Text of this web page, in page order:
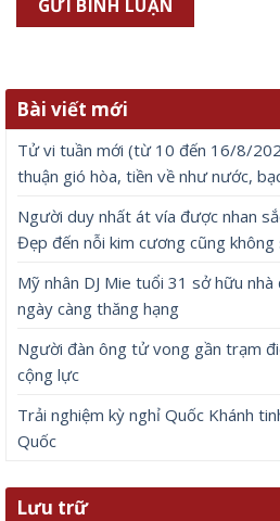
Bài viết mới
Tử vi tuần mới (từ 10 đến 16/8/
thuận gió hòa, tiền về như nước,
Người duy nhất át vía được nhan
Đẹp đến nỗi kim cương cũng không
Mỹ nhân DJ Mie tuổi 31 sở hữu
ngày càng thăng hạng
Người đàn ông tử vong gần trạm
cộng lực
Trải nghiệm kỳ nghỉ Quốc Khánh
Quốc
Lưu trữ